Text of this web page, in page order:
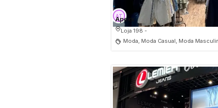
Apexx
Loja 198 -
Moda, Moda Casual, Moda